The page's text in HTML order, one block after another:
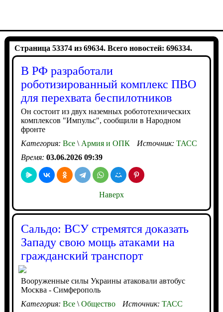
Страница 53374 из 69634. Всего новостей: 696334.
В РФ разработали
роботизированный комплекс ПВО
для перехвата беспилотников
Он состоит из двух наземных робототехнических
комплексов "Импульс", сообщили в Народном
фронте
Категория: Все\Армия и ОПК Источник: ТАСС
Время: 03.06.2026 09:39
Наверх
Сальдо: ВСУ стремятся доказать
Западу свою мощь атаками на
гражданский транспорт
Вооруженные силы Украины атаковали автобус
Москва - Симферополь
Категория: Все\Общество Источник: ТАСС